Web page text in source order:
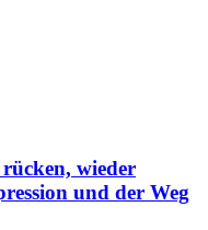
wieder
und der Weg